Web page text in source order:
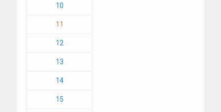
10
11
12
13
14
15